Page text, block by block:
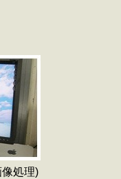
処理)